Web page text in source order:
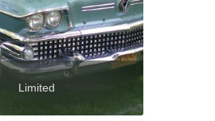
Limited